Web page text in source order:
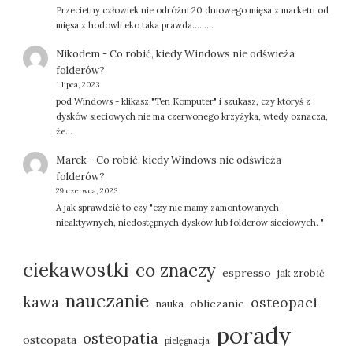
n
o
n
i
e
Przecietny człowiek nie odróżni 20 dniowego mięsa z marketu od
mięsa z hodowli eko taka prawda.........
Nikodem-Co robić, kiedy Windows nie odświeża
folderów?
1 lipca, 2023
pod Windows - klikasz "Ten Komputer" i szukasz, czy któryś z
dysków sieciowych nie ma czerwonego krzyżyka, wtedy oznacza,
że…
Marek-Co robić, kiedy Windows nie odświeża
folderów?
29 czerwca, 2023
A jak sprawdzić to czy "czy nie mamy zamontowanych
nieaktywnych, niedostępnych dysków lub folderów sieciowych. "
ciekawostki co znaczy espresso jak zrobić
kawa nauczanie nauka obliczanie osteopaci
osteopata osteopatia pielęgnacja porady